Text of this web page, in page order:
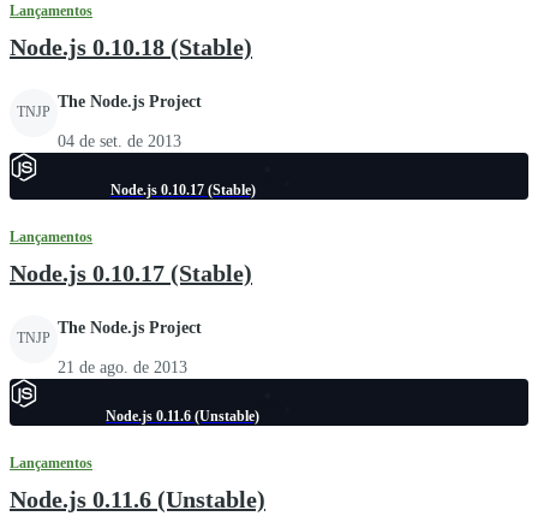
Lançamentos
Node.js 0.10.18 (Stable)
TNJP
The Node.js Project
04 de set. de 2013
Node.js 0.10.17 (Stable)
Lançamentos
Node.js 0.10.17 (Stable)
TNJP
The Node.js Project
21 de ago. de 2013
Node.js 0.11.6 (Unstable)
Lançamentos
Node.js 0.11.6 (Unstable)